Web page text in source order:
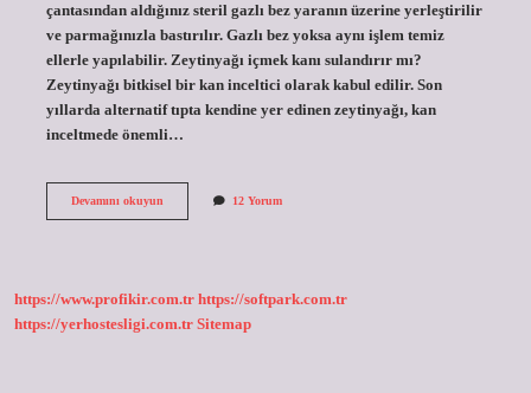
çantasından aldığınız steril gazlı bez yaranın üzerine yerleştirilir
ve parmağınızla bastırılır. Gazlı bez yoksa aynı işlem temiz
ellerle yapılabilir. Zeytinyağı içmek kanı sulandırır mı?
Zeytinyağı bitkisel bir kan inceltici olarak kabul edilir. Son
yıllarda alternatif tıpta kendine yer edinen zeytinyağı, kan
inceltmede önemli…
Devamını okuyunKanı
12 Yorum
https://www.profikir.com.tr https://softpark.com.tr
https://yerhostesligi.com.tr Sitemap